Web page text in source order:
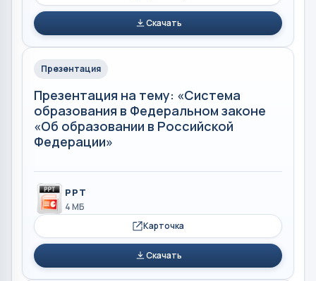
Скачать
Презентация
Презентация на тему: «Система
образования в Федеральном законе
«Об образовании в Российской
Федерации»
PPT
4 МБ
Карточка
Скачать